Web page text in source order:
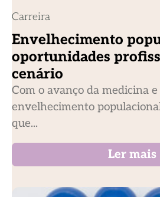
Carreira
Envelhecimento
oportunidades
cenário
Com o avanço da medicina
envelhecimento
que...
Ler mais